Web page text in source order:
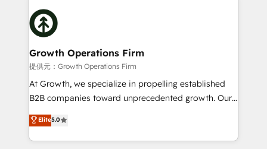
website development Award-winning creative
design We live and breathe HubSpot and are ready
insights with technical excellence, we deliver
bespoke HubSpot solutions tailored to drive
measurable growth and operational efficiency. Why
Choose Nexa Cognition? 🚀 HubSpot Expertise: Our
certified team specialises in CRM implementation,
marketing automation, and revenue operations. 🤝
Custom Solutions: From onboarding and
HubSpot with your business needs. 🌟 Proven
Results: We’ve helped businesses of all sizes
Growth Operations Firm
提供元：Growth Operations Firm
At Growth, we specialize in propelling established
B2B companies toward unprecedented growth. Our
focus is on fine-tuning and enhancing your growth,
sales, and marketing operations. Unlike conventional
marketing agencies, we dive deep into the
Elite5.0